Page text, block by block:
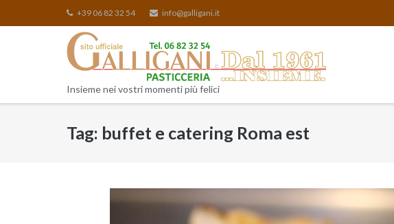
to
+39 06 82 32 54 info@galligani.it
Insieme nei vostri momenti più felici
Tag: buffet e catering Roma est